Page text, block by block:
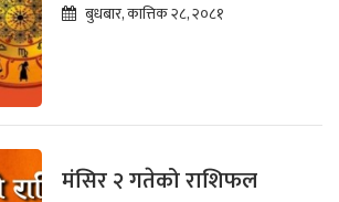
बुधबार, कात्तिक २८, २०८१
मंसिर २ गतेको राशिफल